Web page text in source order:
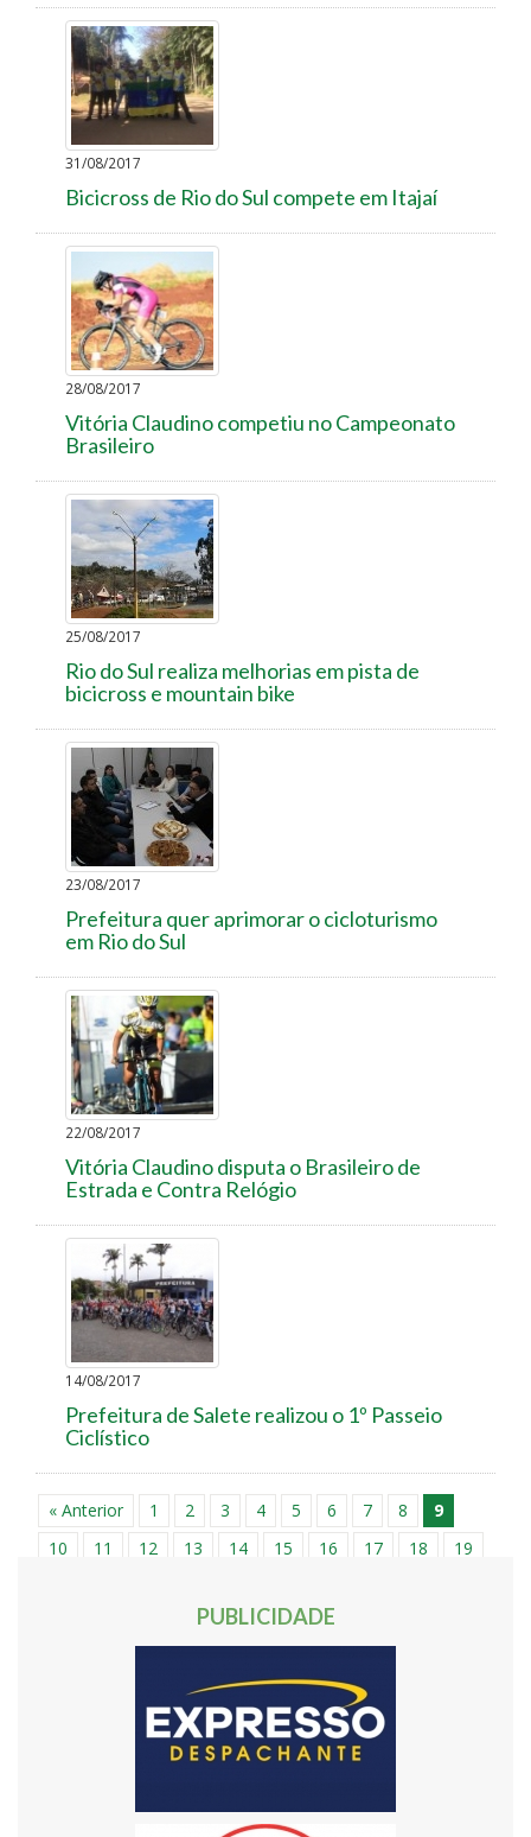
31/08/2017
Bicicross de Rio do Sul compete em Itajaí
28/08/2017
Vitória Claudino competiu no Campeonato
Brasileiro
25/08/2017
Rio do Sul realiza melhorias em pista de
bicicross e mountain bike
23/08/2017
Prefeitura quer aprimorar o cicloturismo
em Rio do Sul
22/08/2017
Vitória Claudino disputa o Brasileiro de
Estrada e Contra Relógio
14/08/2017
Prefeitura de Salete realizou o 1º Passeio
Ciclístico
« Anterior 1 2 3 4 5 6 7 8
9
10
11 12 13 14 15 16 17 18
19
PUBLICIDADE